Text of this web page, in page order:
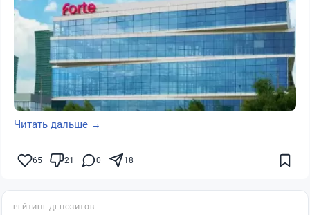
Читать дальше →
65 21 0 18
РЕЙТИНГ ДЕПОЗИТОВ